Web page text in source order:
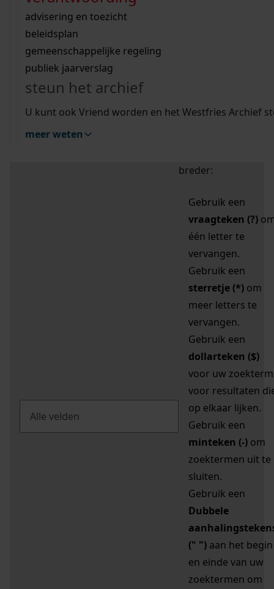
bouwvergunningen
omgevingsvergunningen
vergunningen
beeld en geluid
uitleg nodig?
Wij helpen u op weg met een aantal zoektips.
bekijk alle zoektips
Wij helpen u op weg met een aantal zoektips.
bekijk alle zoektips
bekijk ons geschiedenislokaal
advisering en toezicht
beleidsplan
gemeenschappelijke regeling
publiek jaarverslag
steun het archief
U kunt ook Vriend worden en het Westfries Archief
meer weten
zoektips
Mijn Studiezaal (inloggen)
uw zoekopdracht te
breder:
Gebruik een
vraagteken (?)
één letter te
vervangen.
Gebruik een
sterretje (*) om
meer letters te
vervangen.
Gebruik een
dollarteken ($)
voor uw zoekterm
voor resultaten
op elkaar lijken.
Gebruik een
minteken (-) om
zoektermen uit te
sluiten.
Gebruik een
Dubbele
(" ") aan het begin
en einde van uw
zoektermen om